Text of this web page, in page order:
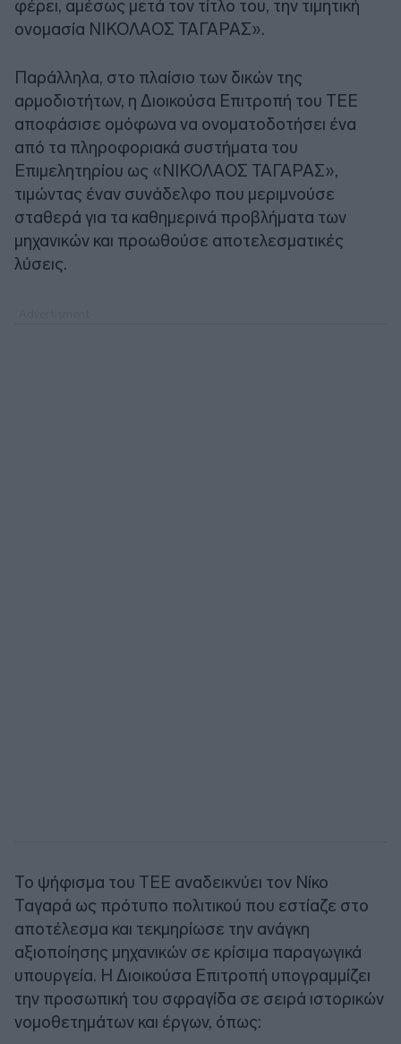
φέρει, αμέσως μετά τον τίτλο του, την τιμητική
ονομασία ΝΙΚΟΛΑΟΣ ΤΑΓΑΡΑΣ».
Παράλληλα, στο πλαίσιο των δικών της
αρμοδιοτήτων, η Διοικούσα Επιτροπή του ΤΕΕ
αποφάσισε ομόφωνα να ονοματοδοτήσει ένα
από τα πληροφοριακά συστήματα του
Επιμελητηρίου ως «ΝΙΚΟΛΑΟΣ ΤΑΓΑΡΑΣ»,
τιμώντας έναν συνάδελφο που μεριμνούσε
σταθερά για τα καθημερινά προβλήματα των
μηχανικών και προωθούσε αποτελεσματικές
λύσεις.
Το ψήφισμα του ΤΕΕ αναδεικνύει τον Νίκο
Ταγαρά ως πρότυπο πολιτικού που εστίαζε στο
αποτέλεσμα και τεκμηρίωσε την ανάγκη
αξιοποίησης μηχανικών σε κρίσιμα παραγωγικά
υπουργεία. Η Διοικούσα Επιτροπή υπογραμμίζει
την προσωπική του σφραγίδα σε σειρά ιστορικών
νομοθετημάτων και έργων, όπως: